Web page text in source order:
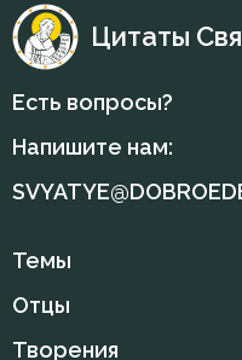
Грех
Добро
Добродетель
Душа
Еда
Иустин (Попович)
Кирилл
Макарий Великий
Цитаты
Есть вопросы?
Напишите нам:
Темы
Отцы
Творения